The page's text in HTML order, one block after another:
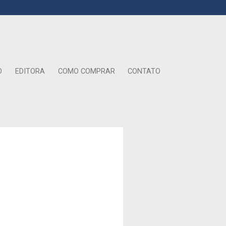
EDITORA COMO COMPRAR CONTATO